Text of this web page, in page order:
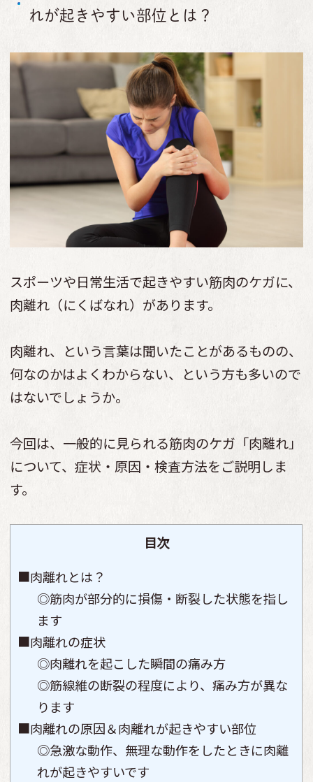
れが起きやすい部位とは？
スポーツや日常生活で起きやすい筋肉のケガに、
肉離れ（にくばなれ）があります。
肉離れ、という言葉は聞いたことがあるものの、
何なのかはよくわからない、という方も多いので
はないでしょうか。
今回は、一般的に見られる筋肉のケガ「肉離れ」
について、症状・原因・検査方法をご説明しま
す。
目次
■肉離れとは？
◎筋肉が部分的に損傷・断裂した状態を指し
ます
■肉離れの症状
◎肉離れを起こした瞬間の痛み方
◎筋線維の断裂の程度により、痛み方が異な
ります
■肉離れの原因＆肉離れが起きやすい部位
◎急激な動作、無理な動作をしたときに肉離
れが起きやすいです